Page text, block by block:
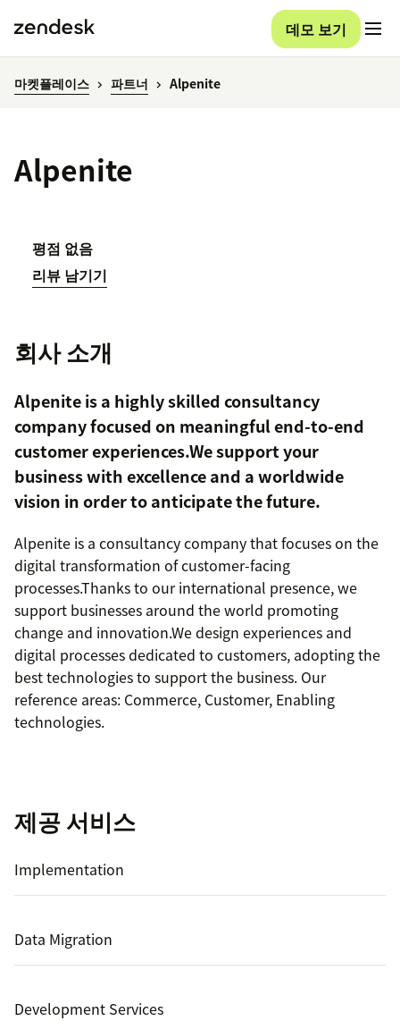
데모 보기
마켓플레이스 파트너 Alpenite
Alpenite
평점 없음
리뷰 남기기
회사 소개
Alpenite is a highly skilled consultancy
company focused ​on meaningful end-to-end
customer experiences.​ We support your
business with excellence and ​a worldwide
vision in order to anticipate the future.
Alpenite is a consultancy company that focuses on the
digital transformation of customer-facing
processes.Thanks to our international presence, we
support businesses around the world promoting
change and innovation.We design experiences and
digital processes dedicated to customers, adopting the
best technologies to support the business. Our
reference areas: Commerce, Customer, Enabling
technologies.
제공 서비스
Implementation
Data Migration
Development Services